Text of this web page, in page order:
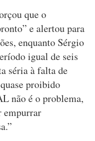
que o
e alertou para
enquanto Sérgio
igual de seis
séria à falta de
proibido
não é o problema,
empurrar